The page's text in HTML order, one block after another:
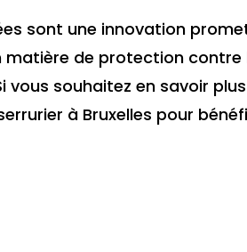
sont une innovation
matière de protection
souhaitez en savoir
à Bruxelles pour